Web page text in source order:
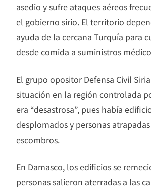
asedio y sufre ataques aéreos
el gobierno sirio. El territorio
ayuda de la cercana Turquía para
desde comida a suministros
El grupo opositor Defensa Civil
situación en la región controlada
era “desastrosa”, pues había
desplomados y personas
escombros.
En Damasco, los edificios se
personas salieron aterradas a las